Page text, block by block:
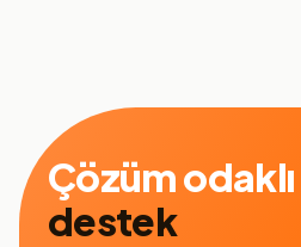
Çözüm odaklı
destek